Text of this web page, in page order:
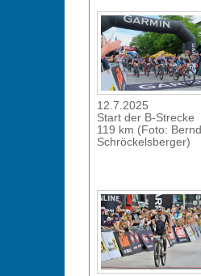
12.7.2025
Start der B-Strecke
119 km (Foto: Bernd
Schröckelsberger)